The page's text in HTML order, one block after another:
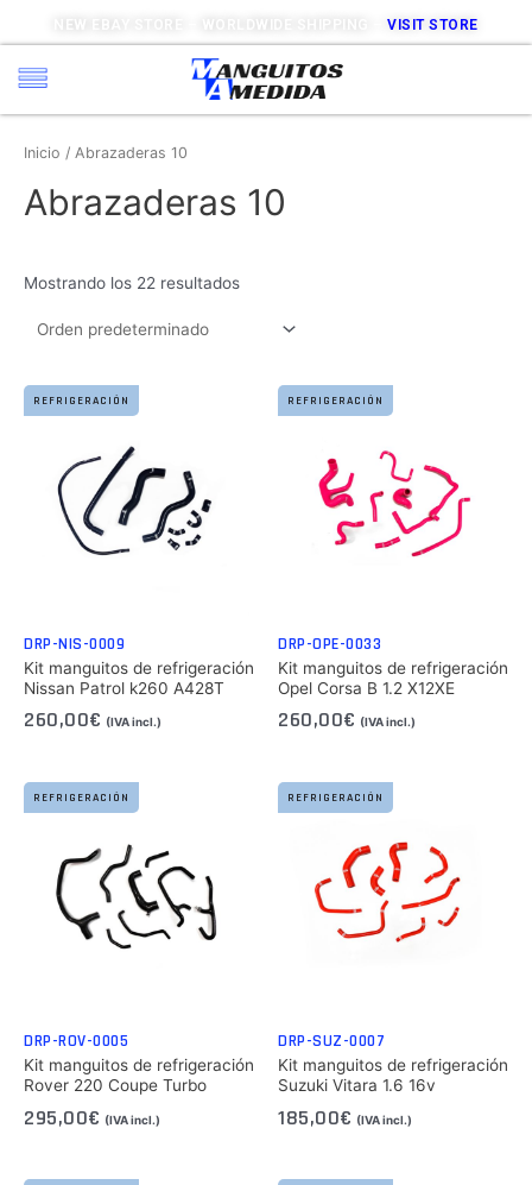
NEW EBAY STORE – WORLDWIDE SHIPPING –VISIT STORE
Inicio / Abrazaderas 10
Abrazaderas 10
Mostrando los 22 resultados
REFRIGERACIÓN
DRP-NIS-0009
Kit manguitos de refrigeración
Nissan Patrol k260 A428T
260,00€ (IVA incl.)
REFRIGERACIÓN
DRP-OPE-0033
Kit manguitos de refrigeración
Opel Corsa B 1.2 X12XE
260,00€ (IVA incl.)
REFRIGERACIÓN
DRP-ROV-0005
Kit manguitos de refrigeración
Rover 220 Coupe Turbo
295,00€ (IVA incl.)
REFRIGERACIÓN
DRP-SUZ-0007
Kit manguitos de refrigeración
Suzuki Vitara 1.6 16v
185,00€ (IVA incl.)